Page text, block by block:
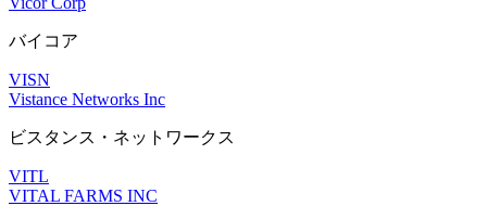
バイコア
VISN
Vistance Networks Inc
ビスタンス・ネットワークス
VITL
VITAL FARMS INC